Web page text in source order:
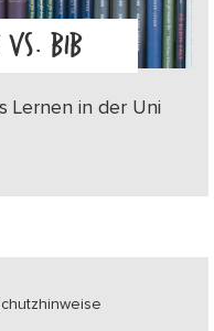
VS. BIB
Lernen in der Uni